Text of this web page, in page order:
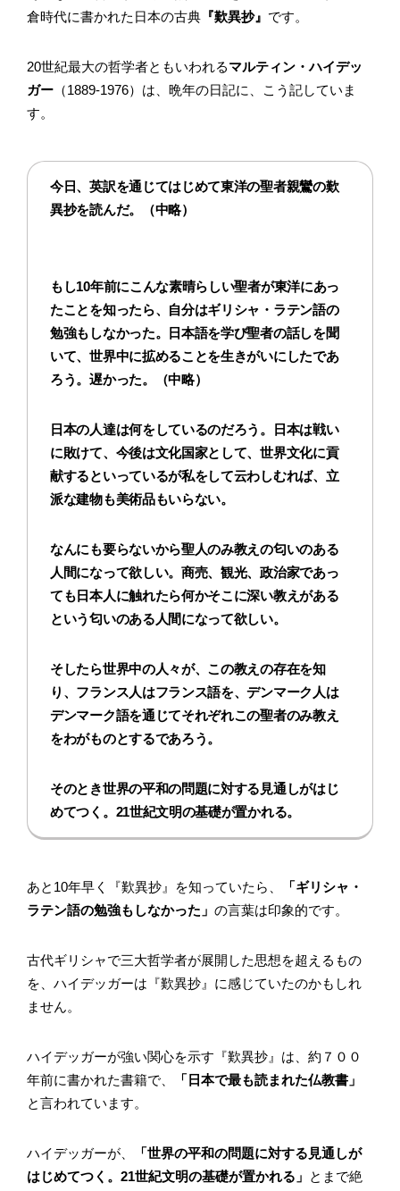
倉時代に書かれた日本の古典 『歎異抄』 です。
20世紀最大の哲学者ともいわれるマルティン・ハイデッ
ガー （1889-1976）は、晩年の日記に、こう記していま
す。
今日、英訳を通じてはじめて東洋の聖者親鸞の歎
異抄を読んだ。（中略）
もし10年前にこんな素晴らしい聖者が東洋にあっ
たことを知ったら、自分はギリシャ・ラテン語の
勉強もしなかった。日本語を学び聖者の話しを聞
いて、世界中に拡めることを生きがいにしたであ
ろう。遅かった。（中略）
日本の人達は何をしているのだろう。日本は戦い
に敗けて、今後は文化国家として、世界文化に貢
献するといっているが私をして云わしむれば、立
派な建物も美術品もいらない。
なんにも要らないから聖人のみ教えの匂いのある
人間になって欲しい。商売、観光、政治家であっ
ても日本人に触れたら何かそこに深い教えがある
という匂いのある人間になって欲しい。
そしたら世界中の人々が、この教えの存在を知
り、フランス人はフランス語を、デンマーク人は
デンマーク語を通じてそれぞれこの聖者のみ教え
をわがものとするであろう。
そのとき世界の平和の問題に対する見通しがはじ
めてつく。21世紀文明の基礎が置かれる。
あと10年早く『歎異抄』を知っていたら、
「ギリシャ・
ラテン語の勉強もしなかった」 の言葉は印象的です。
古代ギリシャで三大哲学者が展開した思想を超えるもの
を、ハイデッガーは『歎異抄』に感じていたのかもしれ
ません。
ハイデッガーが強い関心を示す『歎異抄』は、約７００
年前に書かれた書籍で、
「日本で最も読まれた仏教書」
と言われています。
ハイデッガーが、
「世界の平和の問題に対する見通しが
はじめてつく。21世紀文明の基礎が置かれる」 とまで絶